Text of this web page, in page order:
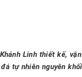
Linh thiết kế,
tự nhiên nguyên